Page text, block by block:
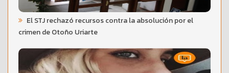
El STJ rechazó recursos contra la absolución por el
crimen de Otoño Uriarte